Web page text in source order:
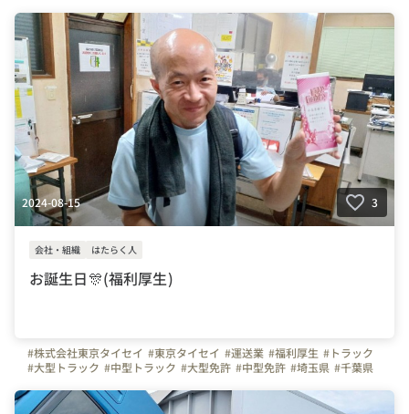
2024-08-15 3
会社・組織 はたらく人
お誕生日🎊(福利厚生)
#株式会社東京タイセイ #東京タイセイ #運送業 #福利厚生 #トラック
#大型トラック #中型トラック #大型免許 #中型免許 #埼玉県 #千葉県